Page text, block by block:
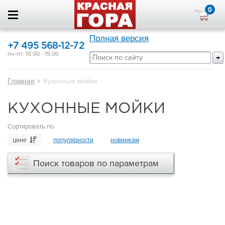
0
+7 495 568-12-72
пн-пт: 10.00 - 19.00
Полная версия
Главная > Кухонные мойки
КУХОННЫЕ МОЙКИ
Сортировать по
цене
популярности новинкам
Поиск товаров по параметрам